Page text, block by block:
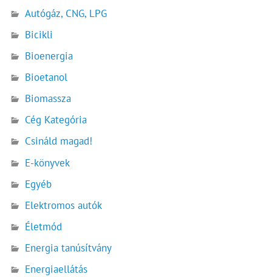
Autógáz, CNG, LPG
Bicikli
Bioenergia
Bioetanol
Biomassza
Cég Kategória
Csináld magad!
E-könyvek
Egyéb
Elektromos autók
Életmód
Energia tanúsítvány
Energiaellátás